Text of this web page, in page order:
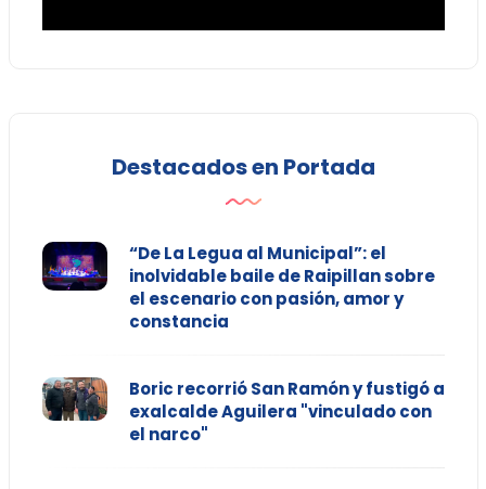
Destacados en Portada
“De La Legua al Municipal”: el
inolvidable baile de Raipillan sobre
el escenario con pasión, amor y
constancia
Boric recorrió San Ramón y fustigó a
exalcalde Aguilera "vinculado con
el narco"